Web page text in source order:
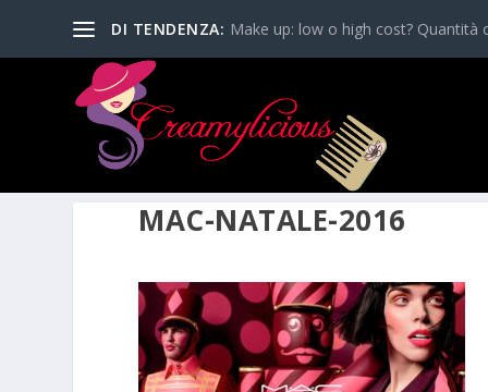
DI TENDENZA: Make up: low o high cost? Quantità
MAC-NATALE-2016